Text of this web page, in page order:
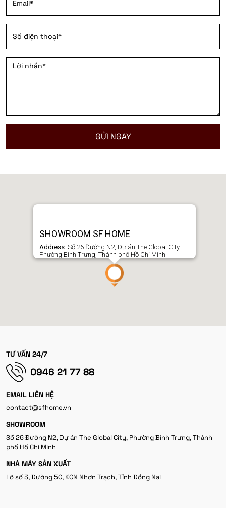
SHOWROOM SF HOME
Address: Số 26 Đường N2, Dự án The Global City,
Phường Bình Trưng, Thành phố Hồ Chí Minh
TƯ VẤN 24/7
0946 21 77 88
EMAIL LIÊN HỆ
contact@sfhome.vn
SHOWROOM
Số 26 Đường N2, Dự án The Global City, Phường Bình Trưng, Thành
phố Hồ Chí Minh
NHÀ MÁY SẢN XUẤT
Lô số 3, Đường 5C, KCN Nhơn Trạch, Tỉnh Đồng Nai